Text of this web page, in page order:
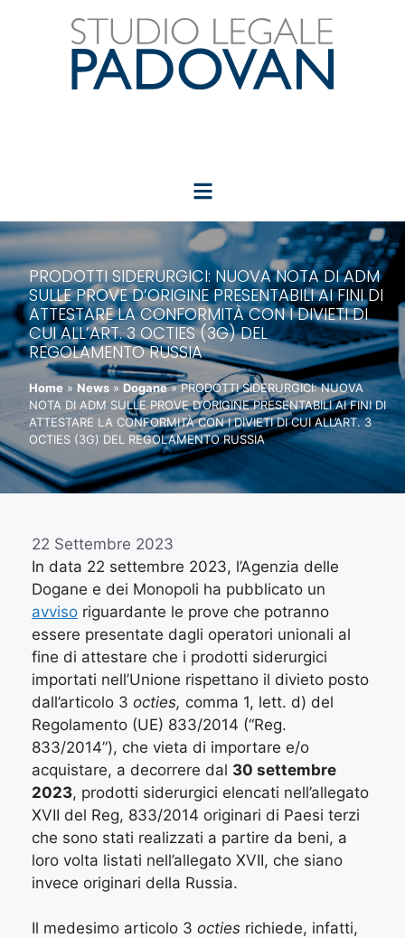
PRODOTTI SIDERURGICI: NUOVA NOTA DI ADM
SULLE PROVE D’ORIGINE PRESENTABILI AI FINI DI
ATTESTARE LA CONFORMITÀ CON I DIVIETI DI
CUI ALL’ART. 3 OCTIES (3G) DEL
REGOLAMENTO RUSSIA
Home » News » Dogane » PRODOTTI SIDERURGICI: NUOVA
NOTA DI ADM SULLE PROVE D’ORIGINE PRESENTABILI AI FINI DI
ATTESTARE LA CONFORMITÀ CON I DIVIETI DI CUI ALL’ART. 3
OCTIES (3G) DEL REGOLAMENTO RUSSIA
22 Settembre 2023
In data 22 settembre 2023, l’Agenzia delle
Dogane e dei Monopoli ha pubblicato un
avviso riguardante le prove che potranno
essere presentate dagli operatori unionali al
fine di attestare che i prodotti siderurgici
importati nell’Unione rispettano il divieto posto
dall’articolo 3 octies, comma 1, lett. d) del
Regolamento (UE) 833/2014 (“Reg.
833/2014”), che vieta di importare e/o
acquistare, a decorrere dal 30 settembre
2023, prodotti siderurgici elencati nell’allegato
XVII del Reg, 833/2014 originari di Paesi terzi
che sono stati realizzati a partire da beni, a
loro volta listati nell’allegato XVII, che siano
invece originari della Russia.
Il medesimo articolo 3 octies richiede, infatti,